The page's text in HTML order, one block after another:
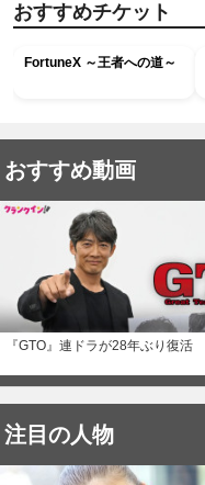
おすすめチケット
FortuneX ～王者への道～
おすすめ動画
『GTO』連ドラが28年ぶり復活
注目の人物